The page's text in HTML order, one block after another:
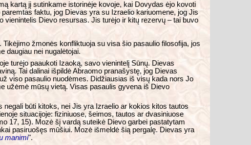
kartą jį sutinkame istorinėje kovoje, kai Dovydas ėjo kovoti
faktu, jog Dievas yra su Izraelio kariuomene, jog Jis
vienintelis Dievo resursas. Jis turėjo ir kitų rezervų – tai buvo
žmonės konfliktuoja su visa šio pasaulio filosofija, jos
daugiau nei nugalėtojai.
turėjo paaukoti Izaoką, savo vienintelį Sūnų. Dievas
Tai dalinai išpildė Abraomo pranašystę, jog Dievas
viso pasaulio nuodėmes. Didžiausias iš visų kada nors Jo
užėmė mūsų vietą. Visas pasaulis gyvena iš Dievo
būti kitoks, nei Jis yra Izraelio ar kokios kitos tautos
situacijoje: fiziniuose, šeimos, tautos ar dvasiniuose
17, 15). Mozė šį vardą suteikė Dievo garbei pastatytam
pasiruošęs mūšiui. Mozė išmeldė šią pergalę. Dievas yra
manimi".